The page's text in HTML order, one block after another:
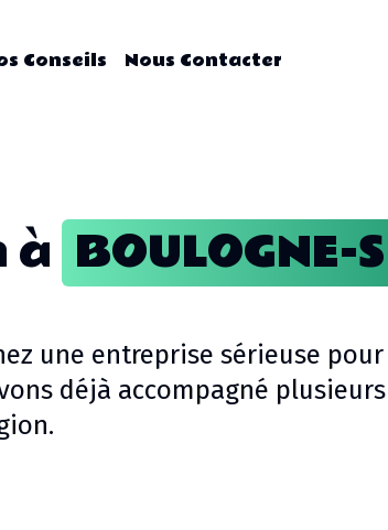
Conseils Nous Contacter
à BOULOGNE-
une entreprise sérieuse pour
déjà accompagné plusieurs